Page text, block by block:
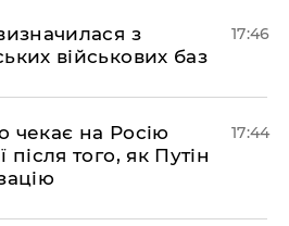
з
військових баз
17:46
чекає на Росію
після того, як Путін
17:44